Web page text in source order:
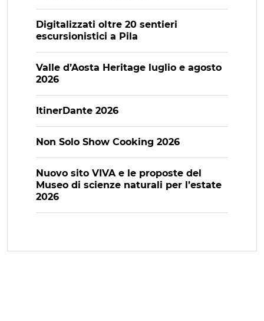
Digitalizzati oltre 20 sentieri
escursionistici a Pila
Valle d’Aosta Heritage luglio e agosto
2026
ItinerDante 2026
Non Solo Show Cooking 2026
Nuovo sito VIVA e le proposte del
Museo di scienze naturali per l’estate
2026